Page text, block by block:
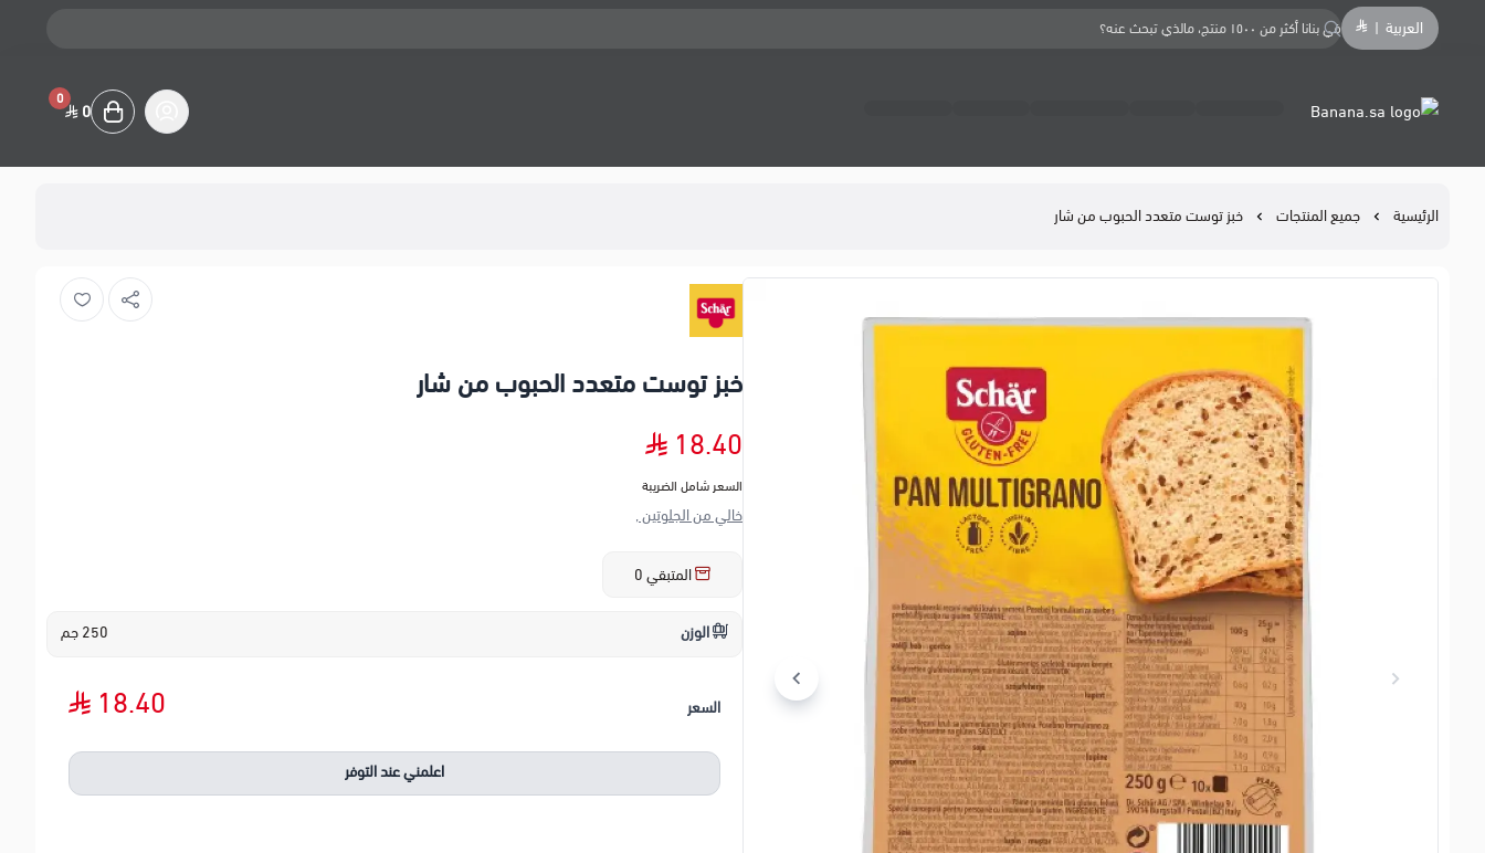
العربية |
Banana.sa
0
0
الرئيسية جميع المنتجات خبز توست متعدد الحبوب من شار
خبز توست متعدد الحبوب من شار
18.40
السعر شامل الضريبة
خالي من الجلوتين ,
المتبقي0
الوزن 250 جم
السعر 18.40
اعلمني عند التوفر